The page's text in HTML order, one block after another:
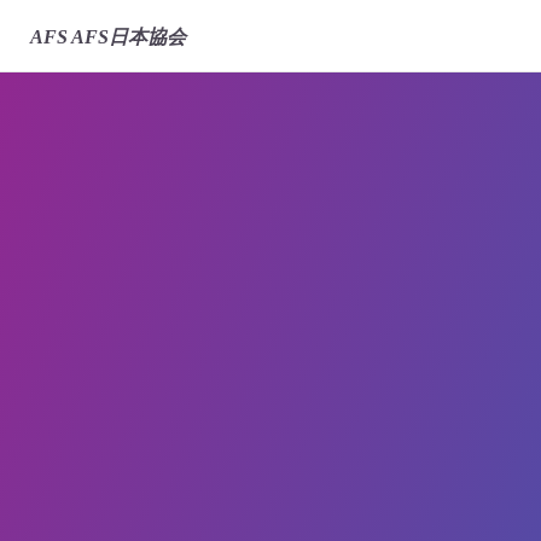
AFS AFS日本協会